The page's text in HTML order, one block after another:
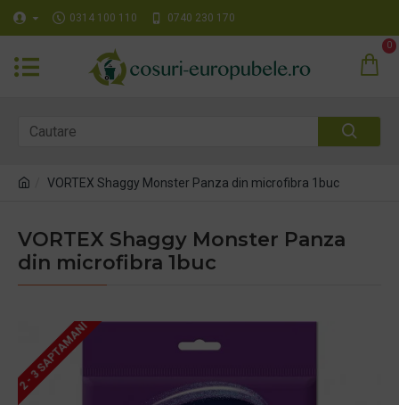
0314 100 110 0740 230 170
0
VORTEX Shaggy Monster Panza din microfibra 1buc
VORTEX Shaggy Monster Panza
din microfibra 1buc
2 - 3 SAPTAMANI